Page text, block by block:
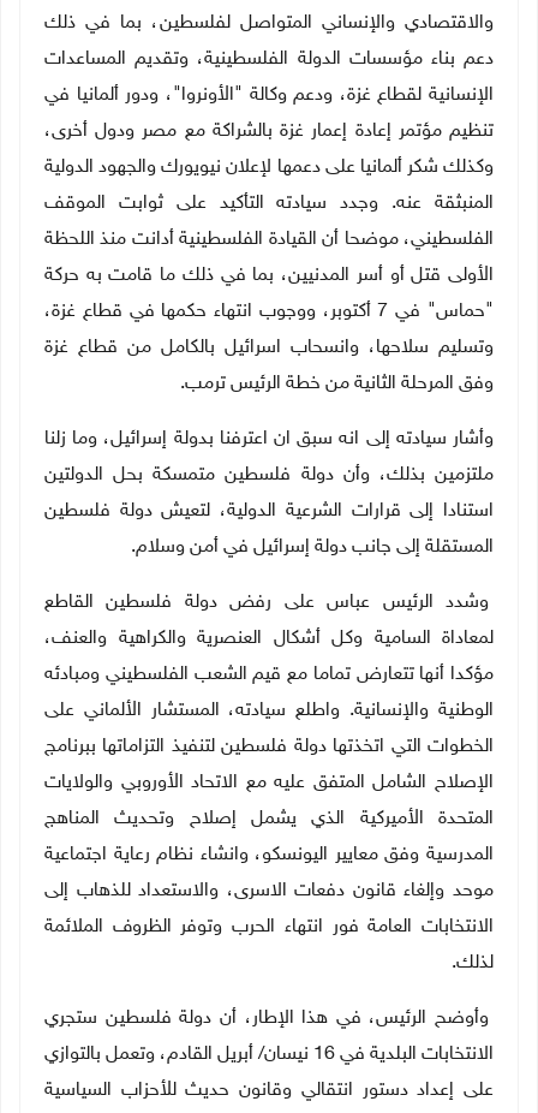
والاقتصادي والإنساني المتواصل لفلسطين، بما في ذلك
دعم بناء مؤسسات الدولة الفلسطينية، وتقديم المساعدات
الإنسانية لقطاع غزة، ودعم وكالة "الأونروا"، ودور ألمانيا في
تنظيم مؤتمر إعادة إعمار غزة بالشراكة مع مصر ودول أخرى،
وكذلك شكر ألمانيا على دعمها لإعلان نيويورك والجهود الدولية
المنبثقة عنه. وجدد سيادته التأكيد على ثوابت الموقف
الفلسطيني، موضحا أن القيادة الفلسطينية أدانت منذ اللحظة
الأولى قتل أو أسر المدنيين، بما في ذلك ما قامت به حركة
"حماس" في 7 أكتوبر، ووجوب انتهاء حكمها في قطاع غزة،
وتسليم سلاحها، وانسحاب اسرائيل بالكامل من قطاع غزة
وفق المرحلة الثانية من خطة الرئيس ترمب.
وأشار سيادته إلى انه سبق ان اعترفنا بدولة إسرائيل، وما زلنا
ملتزمين بذلك، وأن دولة فلسطين متمسكة بحل الدولتين
استنادا إلى قرارات الشرعية الدولية، لتعيش دولة فلسطين
المستقلة إلى جانب دولة إسرائيل في أمن وسلام.
وشدد الرئيس عباس على رفض دولة فلسطين القاطع
لمعاداة السامية وكل أشكال العنصرية والكراهية والعنف،
مؤكدا أنها تتعارض تماما مع قيم الشعب الفلسطيني ومبادئه
الوطنية والإنسانية. واطلع سيادته، المستشار الألماني على
الخطوات التي اتخذتها دولة فلسطين لتنفيذ التزاماتها ببرنامج
الإصلاح الشامل المتفق عليه مع الاتحاد الأوروبي والولايات
المتحدة الأميركية الذي يشمل إصلاح وتحديث المناهج
المدرسية وفق معايير اليونسكو، وانشاء نظام رعاية اجتماعية
موحد وإلغاء قانون دفعات الاسرى، والاستعداد للذهاب إلى
الانتخابات العامة فور انتهاء الحرب وتوفر الظروف الملائمة
لذلك.
وأوضح الرئيس، في هذا الإطار، أن دولة فلسطين ستجري
الانتخابات البلدية في 16 نيسان/ أبريل القادم، وتعمل بالتوازي
على إعداد دستور انتقالي وقانون حديث للأحزاب السياسية